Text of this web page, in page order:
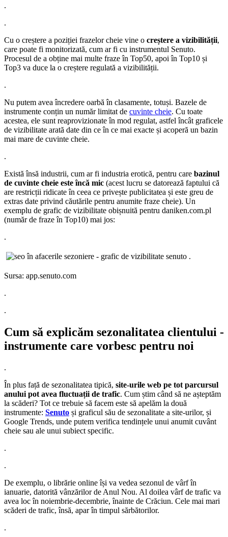
.
.
Cu o creștere a poziției frazelor cheie vine o creștere a vizibilității,
care poate fi monitorizată, cum ar fi cu instrumentul Senuto.
Procesul de a obține mai multe fraze în Top50, apoi în Top10 și
Top3 va duce la o creștere regulată a vizibilității.
.
Nu putem avea încredere oarbă în clasamente, totuși. Bazele de
instrumente conțin un număr limitat de cuvinte cheie. Cu toate
acestea, ele sunt reaprovizionate în mod regulat, astfel încât graficele
de vizibilitate arată date din ce în ce mai exacte și acoperă un bazin
mai mare de cuvinte cheie.
.
Există însă industrii, cum ar fi industria erotică, pentru care bazinul
de cuvinte cheie este încă mic (acest lucru se datorează faptului că
are restricții ridicate în ceea ce privește publicitatea și este greu de
extras date privind căutările pentru anumite fraze cheie). Un
exemplu de grafic de vizibilitate obișnuită pentru daniken.com.pl
(număr de fraze în Top10) mai jos:
.
.
Sursa: app.senuto.com
.
.
Cum să explicăm sezonalitatea clientului -
instrumente care vorbesc pentru noi
.
În plus față de sezonalitatea tipică, site-urile web pe tot parcursul
anului pot avea fluctuații de trafic. Cum știm când să ne așteptăm
la scăderi? Tot ce trebuie să facem este să apelăm la două
instrumente: Senuto și graficul său de sezonalitate a site-urilor, și
Google Trends, unde putem verifica tendințele unui anumit cuvânt
cheie sau ale unui subiect specific.
.
.
De exemplu, o librărie online își va vedea sezonul de vârf în
ianuarie, datorită vânzărilor de Anul Nou. Al doilea vârf de trafic va
avea loc în noiembrie-decembrie, înainte de Crăciun. Cele mai mari
scăderi de trafic, însă, apar în timpul sărbătorilor.
.